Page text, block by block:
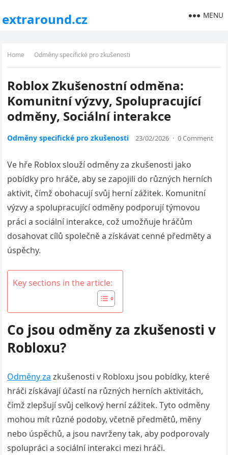
extraround.cz MENU
Home Odměny specifické pro zkušenosti
Roblox Zkušenostní odměna:
Komunitní výzvy, Spolupracující
odměny, Sociální interakce
Odměny specifické pro zkušenosti 23/02/2026 · 0 Comment
Ve hře Roblox slouží odměny za zkušenosti jako
pobídky pro hráče, aby se zapojili do různých herních
aktivit, čímž obohacují svůj herní zážitek. Komunitní
výzvy a spolupracující odměny podporují týmovou
práci a sociální interakce, což umožňuje hráčům
dosahovat cílů společně a získávat cenné předměty a
úspěchy.
Key sections in the article:
Co jsou odměny za zkušenosti v
Robloxu?
Odměny za zkušenosti v Robloxu jsou pobídky, které
hráči získávají účastí na různých herních aktivitách,
čímž zlepšují svůj celkový herní zážitek. Tyto odměny
mohou mít různé podoby, včetně předmětů, měny
nebo úspěchů, a jsou navrženy tak, aby podporovaly
spolupráci a sociální interakci mezi hráči.